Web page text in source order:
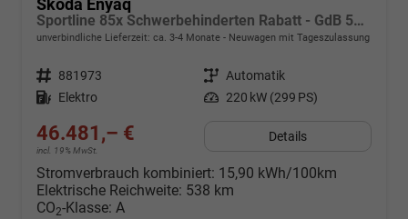
Skoda Enyaq
Sportline 85x Schwerbehinderten Rabatt - GdB 50% FÖRDERFÄHIG
unverbindliche Lieferzeit: ca. 3-4 Monate Neuwagen mit Tageszulassung
Fahrzeugnr. 881973 Getriebe Automatik
Kraftstoff Elektro Leistung 220 kW (299 PS)
46.481,– €
incl. 19% MwSt.
Details
Stromverbrauch kombiniert: 15,90 kWh/100km
Elektrische Reichweite: 538 km
CO2-Klasse: A